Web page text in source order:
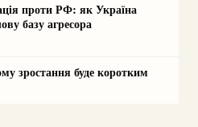
проти РФ: як Україна
базу агресора
зростання буде коротким